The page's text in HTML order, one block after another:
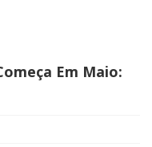
Em Maio: